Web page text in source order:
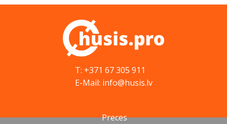
T: +371 67 305 911
E-Mail: info@husis.lv
Preces